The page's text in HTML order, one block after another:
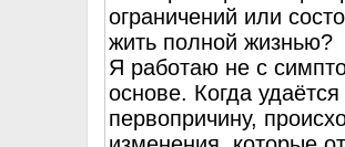
ограничений или
жить полной жизнью?
Я работаю не с
основе. Когда
первопричину,